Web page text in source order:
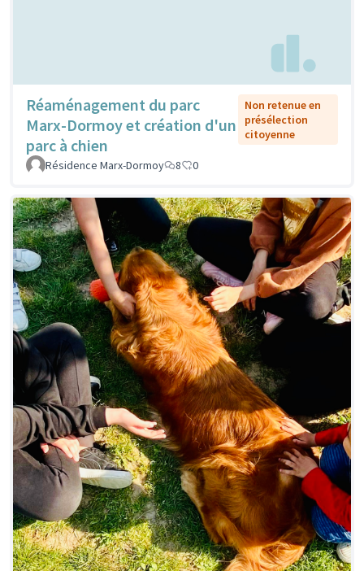
Réaménagement du parc
Marx-Dormoy et création d'un
parc à chien
Non retenue en
présélection
citoyenne
Résidence Marx-Dormoy 8 0